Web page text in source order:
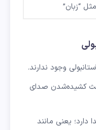
مثل “زبان”
وجود ندارند.
کشیده‌شدن صدای
یعنی مانند